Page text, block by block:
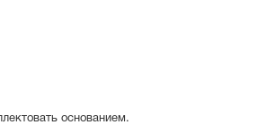
основанием.